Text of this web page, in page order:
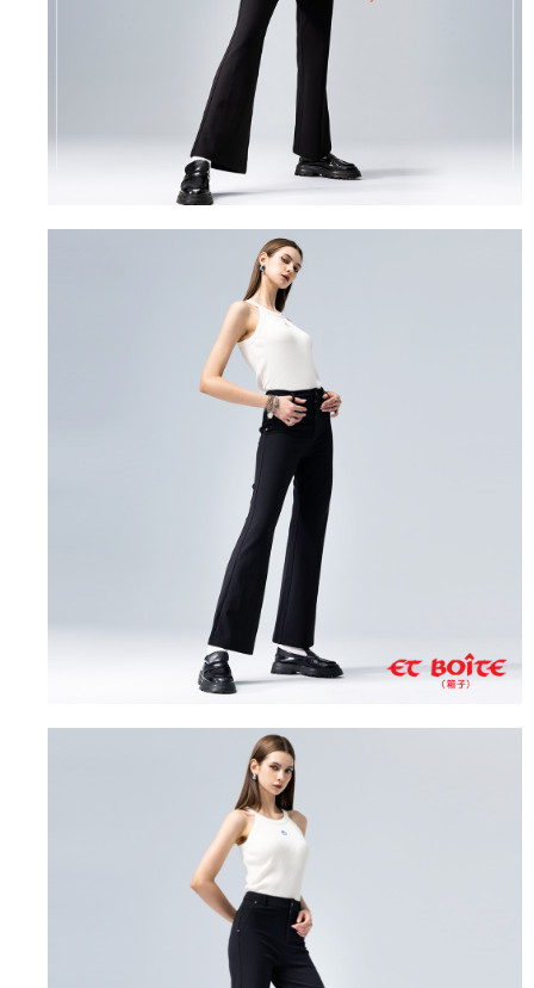
2.基於同意付款使用「大哥付你分期」之契約關係目的，商店將以您的個人
資料（包含姓名、電話或地址）提供予台灣大哥大進項蒐集、處理及利用，
由本公司與您本人進行分期帳單所需資料之確認、核對及更正。
3.完整用戶服務條款，請詳閱以下連結：
https://oppay.tw/userRule
※ 交易是否成功請以「AFTEE先享後付 」之結帳頁面顯示為準，若有關於
是否繳費成功／繳費後需取消欲退款等相關疑問，請聯繫「AFTEE先享後付
https://netprotections.freshdesk.com/support/home
１．透過由恩沛科技股份有限公司提供之「AFTEE先享後付」服務完成之交
易，需依本服務之必要範圍內提供個人資料，並將交易相關給付款項請求債
權轉讓予恩沛科技股份有限公司。
２．關於個人資料處理事宜，請瀏覽以下網址：
３．未成年的使用者請事先徵得法定代理人或監護人之同意方可使用
「AFTEE先享後付」，若未經同意申辦者引起之損失，本公司不負相關責
４．使用「AFTEE先享後付」時，將依據個別帳號之用戶狀況，依本公司即
時審查核予不同之上限額度；若仍有額度不足之情形，本公司將視審查結果
５．嚴禁一人註冊多個帳號或使用他人資訊註冊。若發現惡意使用之情形，
恩沛科技股份有限公司將有權停止該用戶之使用額度並採取法律行動。
每筆NT$60，滿NT$3,000(含以上)免運費
每筆NT$80，滿NT$3,000(含以上)免運費
每筆NT$80，滿NT$3,000(含以上)免運費
每筆NT$100，滿NT$3,000(含以上)免運費